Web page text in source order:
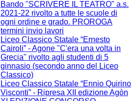
Bando "SCRIVERE IL TEATRO" a.s.
2021-22 rivolto a tutte le scuole di
ogni ordine e grado. PROROGA
termini invio lavori
Liceo Classico Statale “Ernesto
Cairoli” - Agone "C'era una volta in
Grecia" rivolto agli studenti di 5
ginnasio (secondo anno del Liceo
Classico)
Liceo Classico Statale “Ennio Quirino
Visconti” - Ripresa XII edizione Agòn